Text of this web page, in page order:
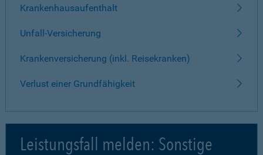
Krankenhausaufenthalt
Unfall-Versicherung
Krankenversicherung (inkl. Reisekranken)
Verlust einer Grundfähigkeit
Leistungsfall melden: Sonstige